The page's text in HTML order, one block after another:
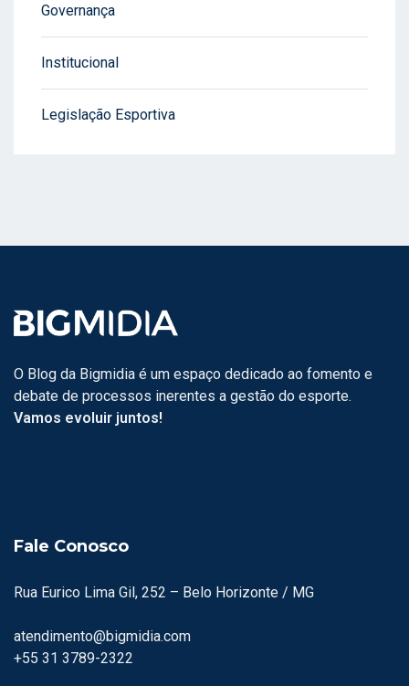
Governança
Institucional
Legislação Esportiva
O Blog da Bigmidia é um espaço dedicado ao fomento e
debate de processos inerentes a gestão do esporte.
Vamos evoluir juntos!
Fale Conosco
Rua Eurico Lima Gil, 252 – Belo Horizonte / MG
atendimento@bigmidia.com
+55 31 3789-2322